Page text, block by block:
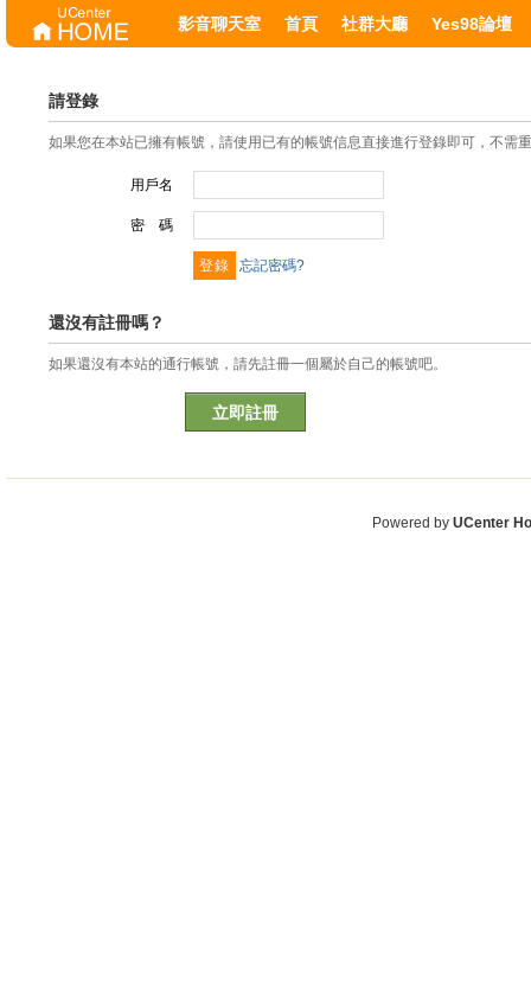
影音聊天室 首頁 社群大廳 Yes98論壇
請登錄
如果您在本站已擁有帳號，請使用已有的帳號信息直接進行登錄即可，不需
用戶名
密 碼
忘記密碼?
還沒有註冊嗎？
如果還沒有本站的通行帳號，請先註冊一個屬於自己的帳號吧。
立即註冊
Powered by UCenter